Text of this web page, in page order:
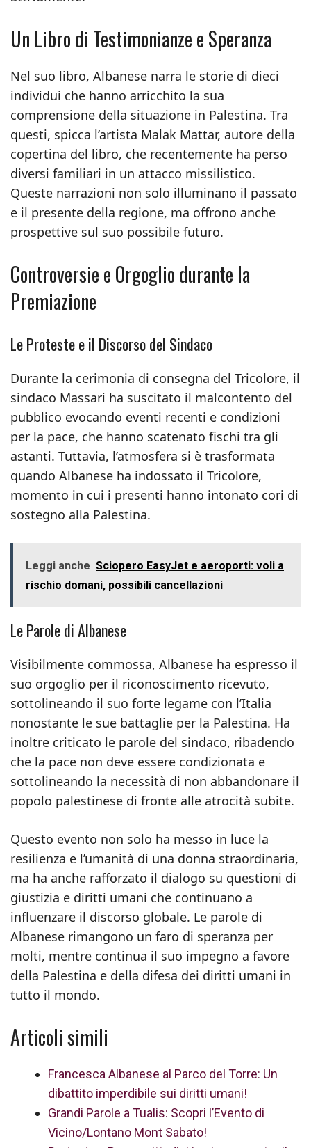
Un Libro di Testimonianze e Speranza
Nel suo libro, Albanese narra le storie di dieci
individui che hanno arricchito la sua
comprensione della situazione in Palestina. Tra
questi, spicca l’artista Malak Mattar, autore della
copertina del libro, che recentemente ha perso
diversi familiari in un attacco missilistico.
Queste narrazioni non solo illuminano il passato
e il presente della regione, ma offrono anche
prospettive sul suo possibile futuro.
Controversie e Orgoglio durante la
Premiazione
Le Proteste e il Discorso del Sindaco
Durante la cerimonia di consegna del Tricolore, il
sindaco Massari ha suscitato il malcontento del
pubblico evocando eventi recenti e condizioni
per la pace, che hanno scatenato fischi tra gli
astanti. Tuttavia, l’atmosfera si è trasformata
quando Albanese ha indossato il Tricolore,
momento in cui i presenti hanno intonato cori di
sostegno alla Palestina.
Leggi anche Sciopero EasyJet e aeroporti: voli a
rischio domani, possibili cancellazioni
Le Parole di Albanese
Visibilmente commossa, Albanese ha espresso il
suo orgoglio per il riconoscimento ricevuto,
sottolineando il suo forte legame con l’Italia
nonostante le sue battaglie per la Palestina. Ha
inoltre criticato le parole del sindaco, ribadendo
che la pace non deve essere condizionata e
sottolineando la necessità di non abbandonare il
popolo palestinese di fronte alle atrocità subite.
Questo evento non solo ha messo in luce la
resilienza e l’umanità di una donna straordinaria,
ma ha anche rafforzato il dialogo su questioni di
giustizia e diritti umani che continuano a
influenzare il discorso globale. Le parole di
Albanese rimangono un faro di speranza per
molti, mentre continua il suo impegno a favore
della Palestina e della difesa dei diritti umani in
tutto il mondo.
Articoli simili
Francesca Albanese al Parco del Torre: Un
dibattito imperdibile sui diritti umani!
Grandi Parole a Tualis: Scopri l’Evento di
Vicino/Lontano Mont Sabato!